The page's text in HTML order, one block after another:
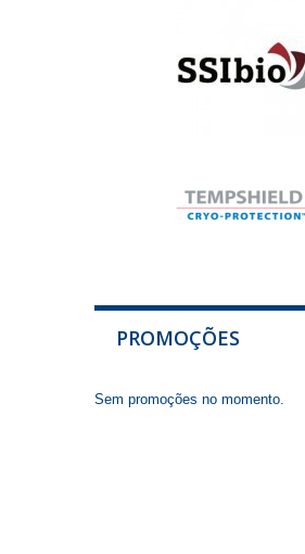
PROMOÇÕES
Sem promoções no momento.